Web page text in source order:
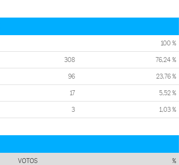
100 %
308 76,24 %
96 23,76 %
17 5,52 %
3 1,03 %
VOTOS %